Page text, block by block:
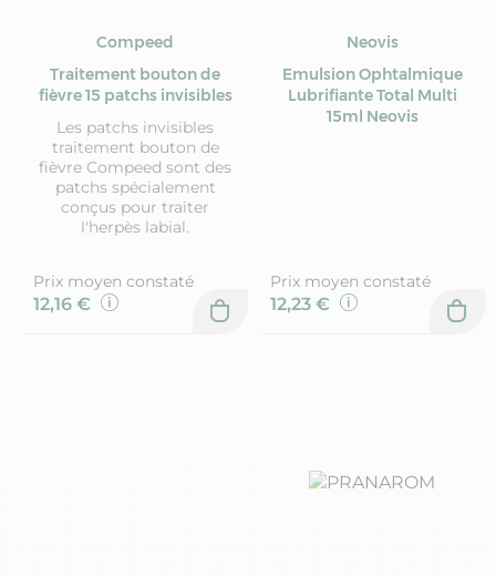
Compeed
Traitement bouton de
fièvre 15 patchs invisibles
Les patchs invisibles
traitement bouton de
fièvre Compeed sont des
patchs spécialement
conçus pour traiter
l'herpès labial.
Prix moyen constaté
12,16 €
Neovis
Emulsion Ophtalmique
Lubrifiante Total Multi
15ml Neovis
Prix moyen constaté
12,23 €